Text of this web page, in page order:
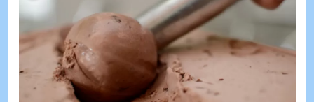
WOW
VIDEO
& TV